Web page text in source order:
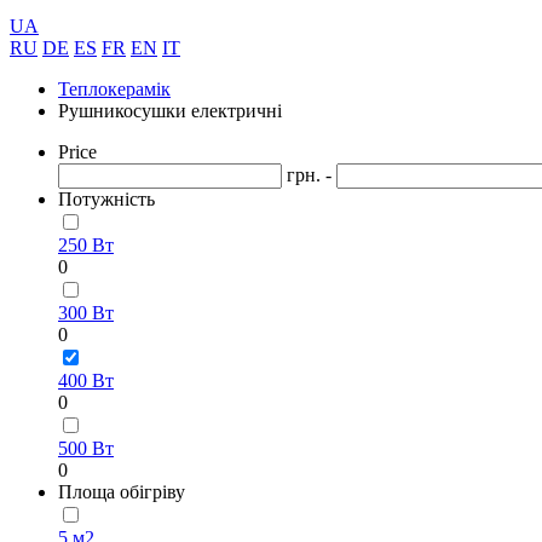
UA
RU DE ES FR EN IT
Теплокерамік
Рушникосушки електричні
Price
грн. -
Потужність
250 Вт
0
300 Вт
0
400 Вт
0
500 Вт
0
Площа обігріву